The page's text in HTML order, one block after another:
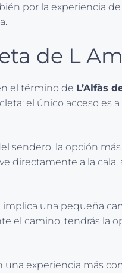
por la experiencia
de L
el término de L’Alfàs
el único acceso es
sendero, la opción
directamente a la
implica una pequeña
el camino, tendrás la
experiencia más